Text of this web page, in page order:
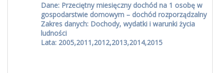
Dane: Przeciętny miesięczny dochód na 1 osobę w
gospodarstwie domowym – dochód rozporządzalny
Zakres danych: Dochody, wydatki i warunki życia
ludności
Lata: 2005,2011,2012,2013,2014,2015